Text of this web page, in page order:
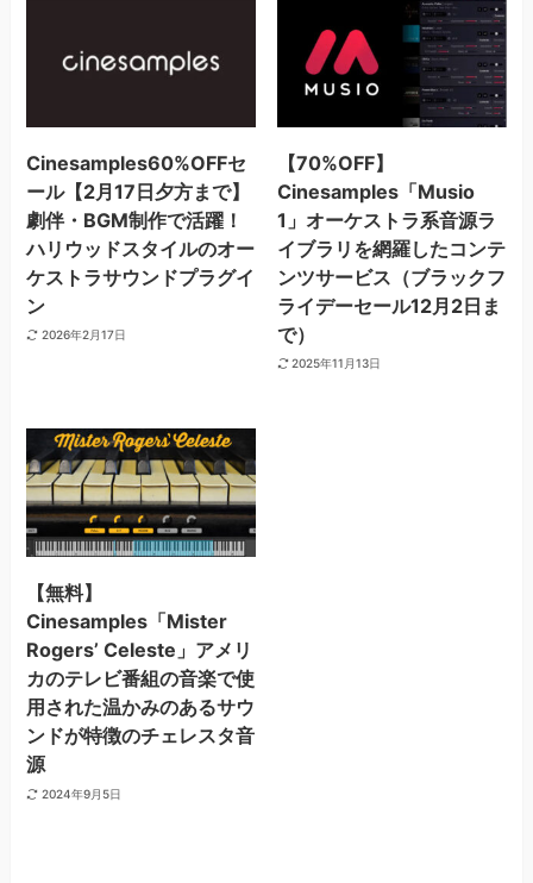
Cinesamples60%OFFセ
ール【2月17日夕方まで】
劇伴・BGM制作で活躍！
ハリウッドスタイルのオー
ケストラサウンドプラグイ
ン
2026年2月17日
【70%OFF】
Cinesamples「Musio
1」オーケストラ系音源ラ
イブラリを網羅したコンテ
ンツサービス（ブラックフ
ライデーセール12月2日ま
で）
2025年11月13日
【無料】
Cinesamples「Mister
Rogers’ Celeste」アメリ
カのテレビ番組の音楽で使
用された温かみのあるサウ
ンドが特徴のチェレスタ音
源
2024年9月5日